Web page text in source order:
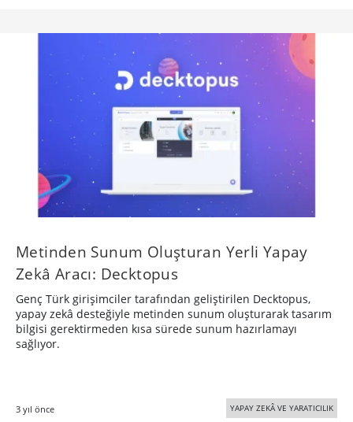
Metinden Sunum Oluşturan Yerli Yapay
Zekâ Aracı: Decktopus
Genç Türk girişimciler tarafından geliştirilen Decktopus,
yapay zekâ desteğiyle metinden sunum oluşturarak tasarım
bilgisi gerektirmeden kısa sürede sunum hazırlamayı
sağlıyor.
3 yıl önce YAPAY ZEKÂ VE YARATICILIK